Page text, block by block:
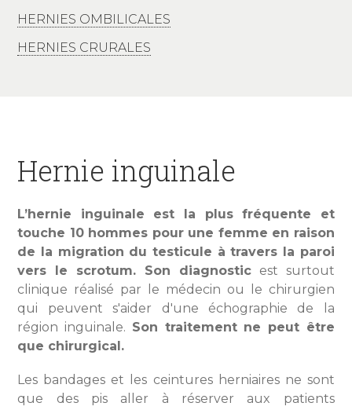
HERNIES OMBILICALES
HERNIES CRURALES
Hernie inguinale
L’hernie inguinale est la plus fréquente et
touche 10 hommes pour une femme en raison
de la migration du testicule à travers la paroi
vers le scrotum.
Son diagnosticest surtout
clinique réalisé par le médecin ou le chirurgien
qui peuvent s'aider d'une échographie de la
région inguinale. Son traitement ne peut être
que chirurgical.
Les bandages et les ceintures herniaires ne sont
que des pis aller à réserver aux patients